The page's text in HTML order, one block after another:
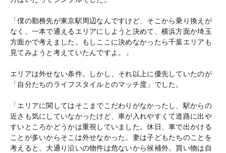
「僕の勤務先が東京駅周辺なんですけど、そこから乗り換えが
なく、一本で通えるエリアにしようと決めて、横浜方面か埼玉
方面かで考えました。もしここに決めなかったら千葉エリアも
見てみようと考えていたんですよ。」
エリアは外せない条件。しかし、それ以上に優先していたのが
「自分たちのライフスタイルとのマッチ度」でした。
「エリアに関してはそこまでこだわりがなかったし、駅からの
近さも気にしていなかったけど、車が入れやすくて道路に出や
すいところかどうかは重視していました。休日、車で出かける
ことが多いからそこは外せなかった。妻は子どもたちのことを
考えると、大通り沿いの物件は危ないから候補外。買い物は自